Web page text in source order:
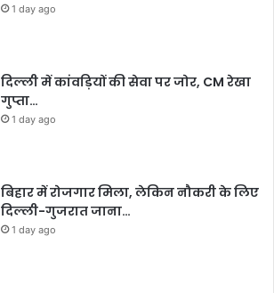
1 day ago
दिल्ली में कांवड़ियों की सेवा पर जोर, CM रेखा
गुप्ता…
1 day ago
बिहार में रोजगार मिला, लेकिन नौकरी के लिए
दिल्ली-गुजरात जाना…
1 day ago